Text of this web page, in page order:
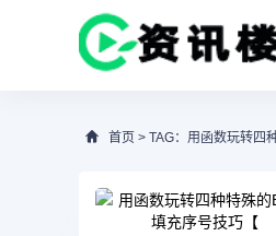
首页 > TAG：用函数玩转四